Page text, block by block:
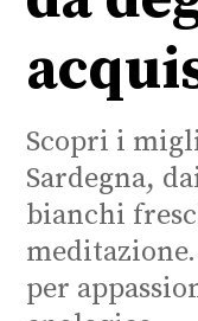
Scopri i
Sardegna,
bianchi
per